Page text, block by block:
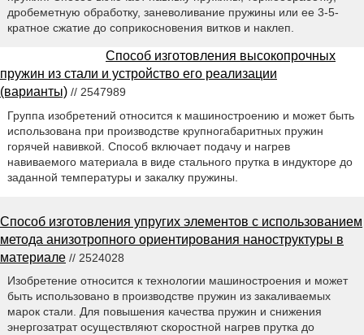
дробеметную обработку, заневоливание пружины или ее 3-5-
кратное сжатие до соприкосновения витков и наклеп.
Способ изготовления высокопрочных
пружин из стали и устройство его реализации
(варианты) // 2547989
Группа изобретений относится к машиностроению и может быть
использована при производстве крупногабаритных пружин
горячей навивкой. Способ включает подачу и нагрев
навиваемого материала в виде стального прутка в индукторе до
заданной температуры и закалку пружины.
Способ изготовления упругих элементов с использованием
метода анизотропного ориентирования наноструктуры в
материале // 2524028
Изобретение относится к технологии машиностроения и может
быть использовано в производстве пружин из закаливаемых
марок стали. Для повышения качества пружин и снижения
энергозатрат осуществляют скоростной нагрев прутка до